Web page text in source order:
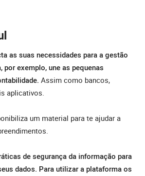
as suas necessidades para a gestão
por exemplo, une as pequenas
Assim como bancos,
aplicativos.
um material para te ajudar a
de segurança da informação para
dados. Para utilizar a plataforma os